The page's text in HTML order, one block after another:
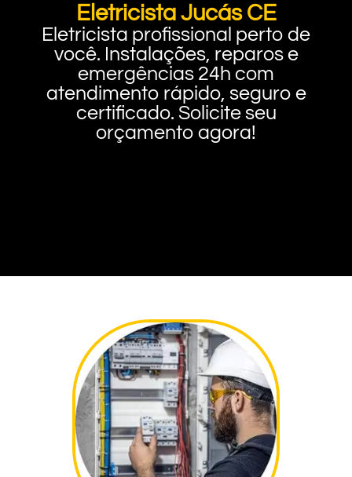
Eletricista Jucás CE
Eletricista profissional perto de
você. Instalações, reparos e
emergências 24h com
atendimento rápido, seguro e
certificado. Solicite seu
orçamento agora!